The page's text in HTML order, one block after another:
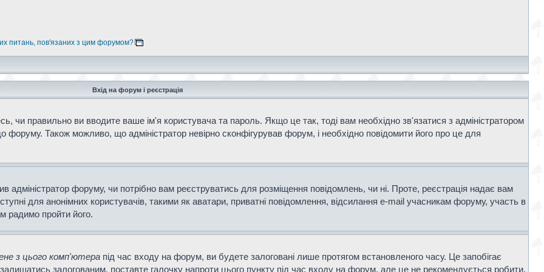
питань, пов'язаних з цим форумом?
Вхід на форум і реєстрація
чи правильно ви вводите ваше ім'я користувача та пароль. Якщо це так, тоді вам необхідно зв'язатися з адміністратором
Також можливо, що адміністратор невірно сконфігурував форум, і необхідно повідомити його про це для
адміністратор форуму, чи потрібно вам реєструватись для розміщення повідомлень, чи ні. Проте, реєстрація надає вам
для анонімних користувачів, такими як аватари, приватні повідомлення, відсилання e-mail учасникам форуму, участь в
радимо пройти його.
з цього комп'ютера під час входу на форум, ви будете залоговані лише протягом встановленого часу. Це запобігає
залогованим, поставте галочку напроти цього пункту під час входу на форум, але це не рекомендується робити,